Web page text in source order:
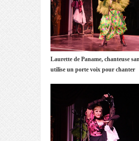
Laurette de Paname, chanteuse
utilise un porte voix pour chanter